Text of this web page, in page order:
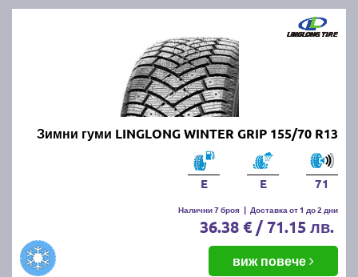
Зимни гуми LINGLONG WINTER GRIP 155/70 R13
E E 71
Налични 7 броя | Доставка от 1 до 2 дни
36.38 € / 71.15 лв.
виж повече